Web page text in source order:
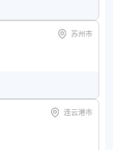
苏州市
连云港市